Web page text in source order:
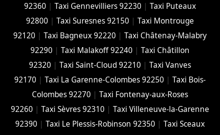
92360 | Taxi Gennevilliers 92230 | Taxi Puteaux
92800 | Taxi Suresnes 92150 | Taxi Montrouge
92120 | Taxi Bagneux 92220 | Taxi Châtenay-Malabry
92290 | Taxi Malakoff 92240 | Taxi Châtillon
92320 | Taxi Saint-Cloud 92210 | Taxi Vanves
92170 | Taxi La Garenne-Colombes 92250 | Taxi Bois-
Colombes 92270 | Taxi Fontenay-aux-Roses
92260 | Taxi Sèvres 92310 | Taxi Villeneuve-la-Garenne
92390 | Taxi Le Plessis-Robinson 92350 | Taxi Sceaux